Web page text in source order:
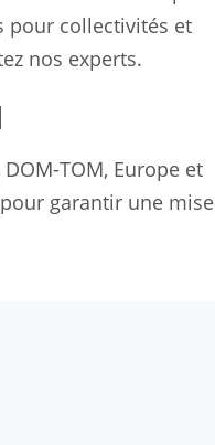
pour collectivités et
nos experts.
TOM, Europe et
garantir une mise